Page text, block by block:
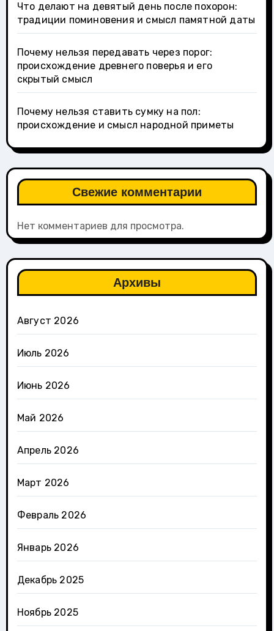
Что делают на девятый день после похорон:
традиции поминовения и смысл памятной даты
Почему нельзя передавать через порог:
происхождение древнего поверья и его
скрытый смысл
Почему нельзя ставить сумку на пол:
происхождение и смысл народной приметы
Свежие комментарии
Нет комментариев для просмотра.
Архивы
Август 2026
Июль 2026
Июнь 2026
Май 2026
Апрель 2026
Март 2026
Февраль 2026
Январь 2026
Декабрь 2025
Ноябрь 2025